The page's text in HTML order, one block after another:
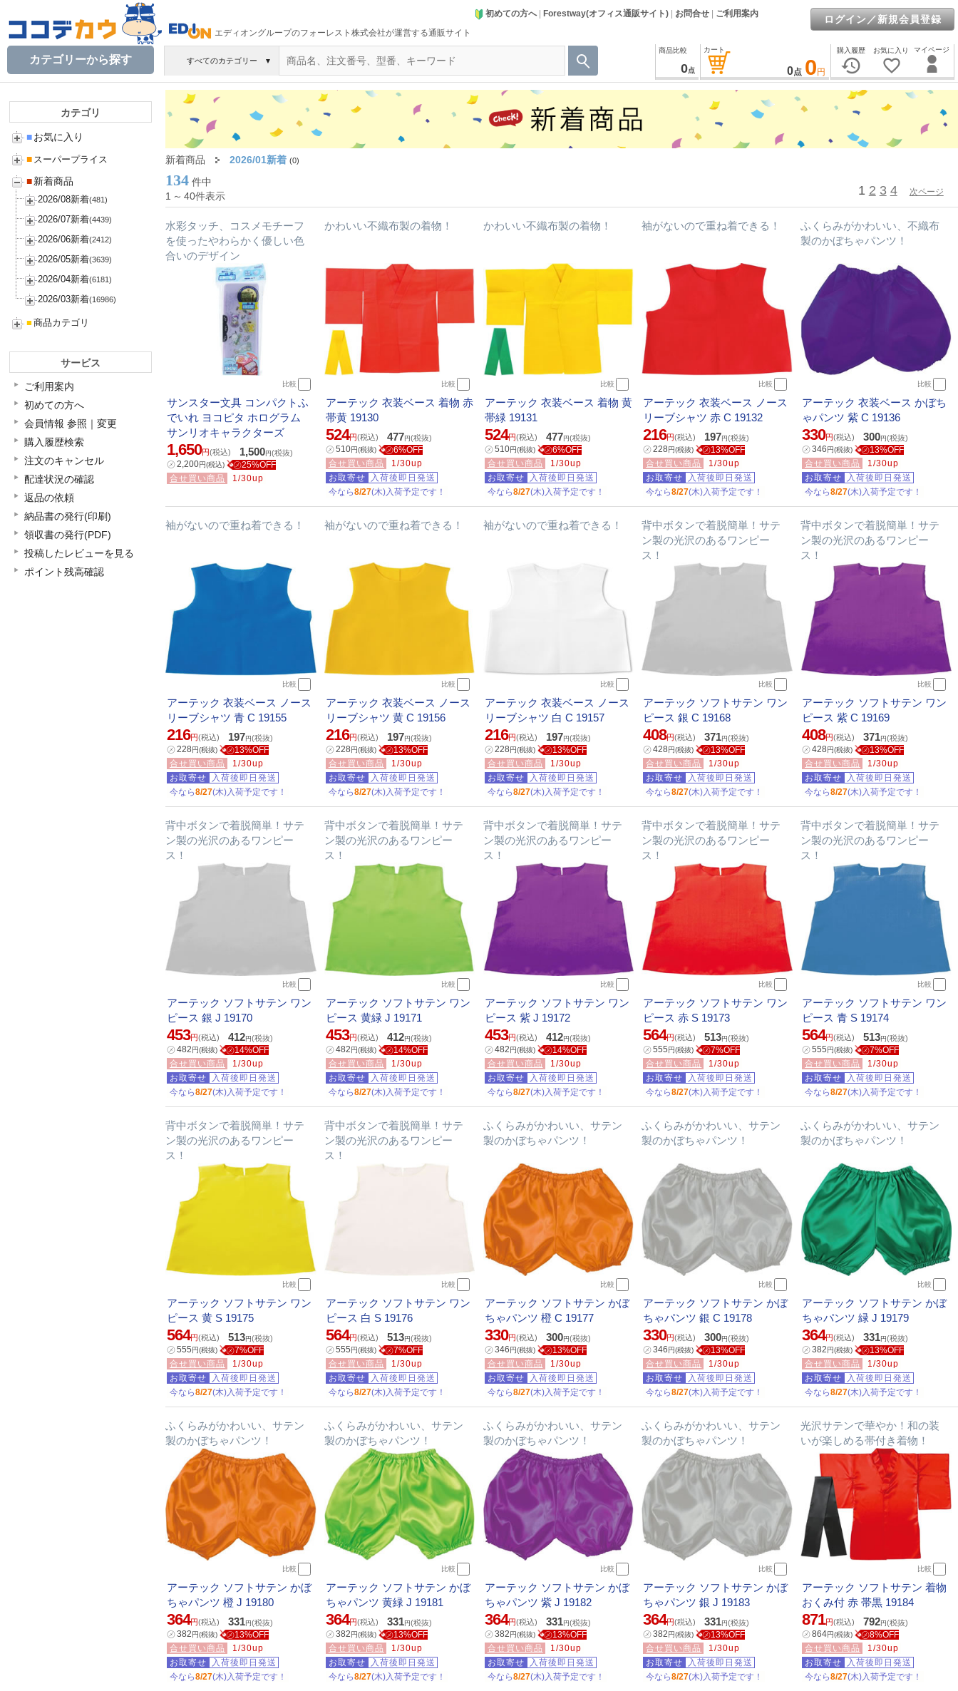
エディオングループのフォーレスト株式会社が運営する通販サイト
初めての方へ| Forestway(オフィス通販サイト) お問合せ ご利用案内 ログイン／新規会員登録
すべてのカテゴリー ▼
カテゴリーから探す
マイページ
お気に入り
favorite_border
購入履歴
history
カート
0点 0 円
商品比較
0点
カテゴリ
■お気に入り
■ スーパープライス
■新着商品
2026/08新着(481)
2026/07新着(4439)
2026/06新着(2412)
2026/05新着(3639)
2026/04新着(6181)
2026/03新着(16986)
■ 商品カテゴリ
サービス
ご利用案内
初めての方へ
会員情報 参照｜変更
購入履歴検索
注文のキャンセル
配達状況の確認
返品の依頼
納品書の発行(印刷)
領収書の発行(PDF)
投稿したレビューを見る
ポイント残高確認
新着商品 2026/01新着 (0)
134 件中
1 ～ 40件表示 1 2 3 4 次ページ
水彩タッチ、コスメモチーフ
を使ったやわらかく優しい色
合いのデザイン
比較
サンスター文具 コンパクトふ
でいれ ヨコピタ ホログラム
サンリオキャラクターズ
1,650円(税込) 1,500円(税抜)
㋱2,200円(税込) ㋱25%OFF
合せ買い商品
1/30up
かわいい不織布製の着物！
比較
アーテック 衣装ベース 着物 赤
帯黄 19130
524円(税込) 477円(税抜)
㋱510円(税抜) ㋱6%OFF
合せ買い商品
1/30up
お取寄せ
入荷後即日発送
今なら8/27(木)入荷予定です！
かわいい不織布製の着物！
比較
アーテック 衣装ベース 着物 黄
帯緑 19131
524円(税込) 477円(税抜)
㋱510円(税抜) ㋱6%OFF
合せ買い商品
1/30up
お取寄せ
入荷後即日発送
今なら8/27(木)入荷予定です！
袖がないので重ね着できる！
比較
アーテック 衣装ベース ノース
リーブシャツ 赤 C 19132
216円(税込) 197円(税抜)
㋱228円(税抜) ㋱13%OFF
合せ買い商品
1/30up
お取寄せ
入荷後即日発送
今なら8/27(木)入荷予定です！
ふくらみがかわいい、不織布
製のかぼちゃパンツ！
比較
アーテック 衣装ベース かぼち
ゃパンツ 紫 C 19136
330円(税込) 300円(税抜)
㋱346円(税抜) ㋱13%OFF
合せ買い商品
1/30up
お取寄せ
入荷後即日発送
今なら8/27(木)入荷予定です！
袖がないので重ね着できる！
比較
アーテック 衣装ベース ノース
リーブシャツ 青 C 19155
216円(税込) 197円(税抜)
㋱228円(税抜) ㋱13%OFF
合せ買い商品
1/30up
お取寄せ
入荷後即日発送
今なら8/27(木)入荷予定です！
袖がないので重ね着できる！
比較
アーテック 衣装ベース ノース
リーブシャツ 黄 C 19156
216円(税込) 197円(税抜)
㋱228円(税抜) ㋱13%OFF
合せ買い商品
1/30up
お取寄せ
入荷後即日発送
今なら8/27(木)入荷予定です！
袖がないので重ね着できる！
比較
アーテック 衣装ベース ノース
リーブシャツ 白 C 19157
216円(税込) 197円(税抜)
㋱228円(税抜) ㋱13%OFF
合せ買い商品
1/30up
お取寄せ
入荷後即日発送
今なら8/27(木)入荷予定です！
背中ボタンで着脱簡単！サテ
ン製の光沢のあるワンピー
ス！
比較
アーテック ソフトサテン ワン
ピース 銀 C 19168
408円(税込) 371円(税抜)
㋱428円(税抜) ㋱13%OFF
合せ買い商品
1/30up
お取寄せ
入荷後即日発送
今なら8/27(木)入荷予定です！
背中ボタンで着脱簡単！サテ
ン製の光沢のあるワンピー
ス！
比較
アーテック ソフトサテン ワン
ピース 紫 C 19169
408円(税込) 371円(税抜)
㋱428円(税抜) ㋱13%OFF
合せ買い商品
1/30up
お取寄せ
入荷後即日発送
今なら8/27(木)入荷予定です！
背中ボタンで着脱簡単！サテ
ン製の光沢のあるワンピー
ス！
比較
アーテック ソフトサテン ワン
ピース 銀 J 19170
453円(税込) 412円(税抜)
㋱482円(税抜) ㋱14%OFF
合せ買い商品
1/30up
お取寄せ
入荷後即日発送
今なら8/27(木)入荷予定です！
背中ボタンで着脱簡単！サテ
ン製の光沢のあるワンピー
ス！
比較
アーテック ソフトサテン ワン
ピース 黄緑 J 19171
453円(税込) 412円(税抜)
㋱482円(税抜) ㋱14%OFF
合せ買い商品
1/30up
お取寄せ
入荷後即日発送
今なら8/27(木)入荷予定です！
背中ボタンで着脱簡単！サテ
ン製の光沢のあるワンピー
ス！
比較
アーテック ソフトサテン ワン
ピース 紫 J 19172
453円(税込) 412円(税抜)
㋱482円(税抜) ㋱14%OFF
合せ買い商品
1/30up
お取寄せ
入荷後即日発送
今なら8/27(木)入荷予定です！
背中ボタンで着脱簡単！サテ
ン製の光沢のあるワンピー
ス！
比較
アーテック ソフトサテン ワン
ピース 赤 S 19173
564円(税込) 513円(税抜)
㋱555円(税抜) ㋱7%OFF
合せ買い商品
1/30up
お取寄せ
入荷後即日発送
今なら8/27(木)入荷予定です！
背中ボタンで着脱簡単！サテ
ン製の光沢のあるワンピー
ス！
比較
アーテック ソフトサテン ワン
ピース 青 S 19174
564円(税込) 513円(税抜)
㋱555円(税抜) ㋱7%OFF
合せ買い商品
1/30up
お取寄せ
入荷後即日発送
今なら8/27(木)入荷予定です！
背中ボタンで着脱簡単！サテ
ン製の光沢のあるワンピー
ス！
比較
アーテック ソフトサテン ワン
ピース 黄 S 19175
564円(税込) 513円(税抜)
㋱555円(税抜) ㋱7%OFF
合せ買い商品
1/30up
お取寄せ
入荷後即日発送
今なら8/27(木)入荷予定です！
背中ボタンで着脱簡単！サテ
ン製の光沢のあるワンピー
ス！
比較
アーテック ソフトサテン ワン
ピース 白 S 19176
564円(税込) 513円(税抜)
㋱555円(税抜) ㋱7%OFF
合せ買い商品
1/30up
お取寄せ
入荷後即日発送
今なら8/27(木)入荷予定です！
ふくらみがかわいい、サテン
製のかぼちゃパンツ！
比較
アーテック ソフトサテン かぼ
ちゃパンツ 橙 C 19177
330円(税込) 300円(税抜)
㋱346円(税抜) ㋱13%OFF
合せ買い商品
1/30up
お取寄せ
入荷後即日発送
今なら8/27(木)入荷予定です！
ふくらみがかわいい、サテン
製のかぼちゃパンツ！
比較
アーテック ソフトサテン かぼ
ちゃパンツ 銀 C 19178
330円(税込) 300円(税抜)
㋱346円(税抜) ㋱13%OFF
合せ買い商品
1/30up
お取寄せ
入荷後即日発送
今なら8/27(木)入荷予定です！
ふくらみがかわいい、サテン
製のかぼちゃパンツ！
比較
アーテック ソフトサテン かぼ
ちゃパンツ 緑 J 19179
364円(税込) 331円(税抜)
㋱382円(税抜) ㋱13%OFF
合せ買い商品
1/30up
お取寄せ
入荷後即日発送
今なら8/27(木)入荷予定です！
ふくらみがかわいい、サテン
製のかぼちゃパンツ！
比較
アーテック ソフトサテン かぼ
ちゃパンツ 橙 J 19180
364円(税込) 331円(税抜)
㋱382円(税抜) ㋱13%OFF
合せ買い商品
1/30up
お取寄せ
入荷後即日発送
今なら8/27(木)入荷予定です！
ふくらみがかわいい、サテン
製のかぼちゃパンツ！
比較
アーテック ソフトサテン かぼ
ちゃパンツ 黄緑 J 19181
364円(税込) 331円(税抜)
㋱382円(税抜) ㋱13%OFF
合せ買い商品
1/30up
お取寄せ
入荷後即日発送
今なら8/27(木)入荷予定です！
ふくらみがかわいい、サテン
製のかぼちゃパンツ！
比較
アーテック ソフトサテン かぼ
ちゃパンツ 紫 J 19182
364円(税込) 331円(税抜)
㋱382円(税抜) ㋱13%OFF
合せ買い商品
1/30up
お取寄せ
入荷後即日発送
今なら8/27(木)入荷予定です！
ふくらみがかわいい、サテン
製のかぼちゃパンツ！
比較
アーテック ソフトサテン かぼ
ちゃパンツ 銀 J 19183
364円(税込) 331円(税抜)
㋱382円(税抜) ㋱13%OFF
合せ買い商品
1/30up
お取寄せ
入荷後即日発送
今なら8/27(木)入荷予定です！
光沢サテンで華やか！和の装
いが楽しめる帯付き着物！
比較
アーテック ソフトサテン 着物
おくみ付 赤 帯黒 19184
871円(税込) 792円(税抜)
㋱864円(税抜) ㋱8%OFF
合せ買い商品
1/30up
お取寄せ
入荷後即日発送
今なら8/27(木)入荷予定です！